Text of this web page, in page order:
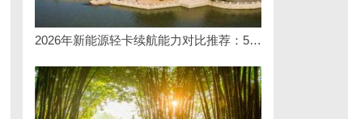
2026年新能源轻卡续航能力对比推荐：5大主流平台三维解析